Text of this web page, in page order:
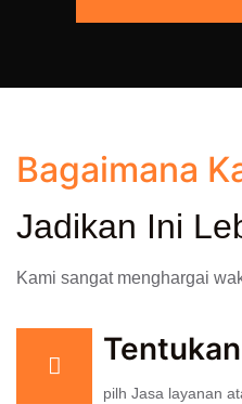
Bagaimana
Jadikan Ini
Kami sangat menghargai
pilh Jasa layanan